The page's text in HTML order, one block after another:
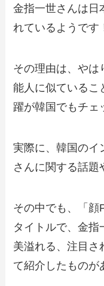
金指一世さんは日
れているようです
その理由は、やは
能人に似ているこ
躍が韓国でもチェ
実際に、韓国のイ
さんに関する話題
その中でも、「顔
タイトルで、金指
美溢れる、注目さ
て紹介したものが